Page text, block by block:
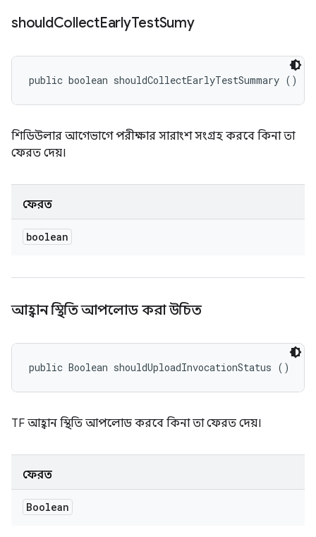
shouldCollectEarlyTestSumy
public boolean shouldCollectEarlyTestSummary ()
শিডিউলার আগেভাগে পরীক্ষার সারাংশ সংগ্রহ করবে কিনা তা
ফেরত দেয়।
ফেরত
boolean
আহ্বান স্থিতি আপলোড করা উচিত
public Boolean shouldUploadInvocationStatus ()
TF আহ্বান স্থিতি আপলোড করবে কিনা তা ফেরত দেয়।
ফেরত
Boolean